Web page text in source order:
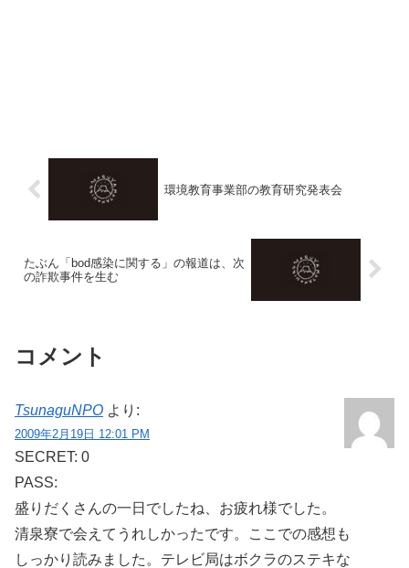
環境教育事業部の教育研究発表会
たぶん「bod感染に関する」の報道は、次
の詐欺事件を生む
コメント
TsunaguNPO より:
2009年2月19日 12:01 PM
SECRET: 0
PASS:
盛りだくさんの一日でしたね、お疲れ様でした。
清泉寮で会えてうれしかったです。ここでの感想も
しっかり読みました。テレビ局はボクラのステキな